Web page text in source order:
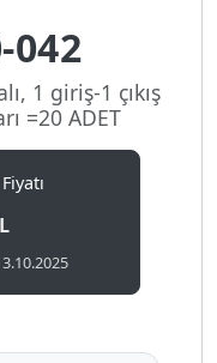
042
1 giriş-1 çıkış
=20 ADET